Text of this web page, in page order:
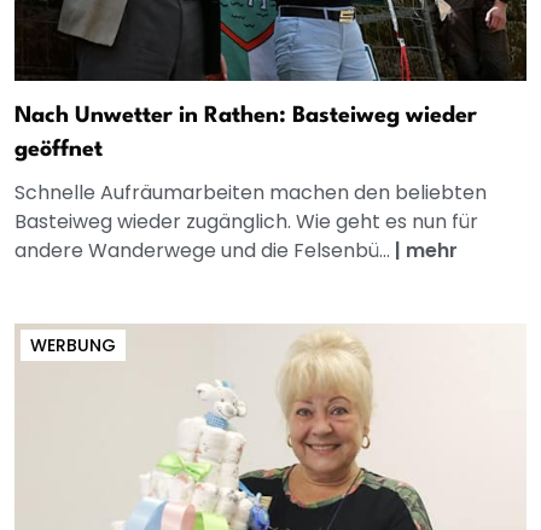
Nach Unwetter in Rathen: Basteiweg wieder
geöffnet
Schnelle Aufräumarbeiten machen den beliebten
Basteiweg wieder zugänglich. Wie geht es nun für
andere Wanderwege und die Felsenbü... | mehr
WERBUNG